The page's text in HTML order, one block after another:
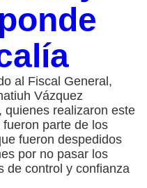
al Fiscal General,
Vázquez
quienes realizaron este
parte de los
fueron despedidos
por no pasar los
de control y confianza